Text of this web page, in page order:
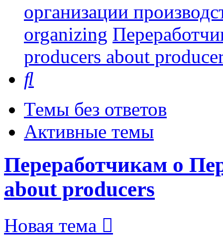
организации
organizing
producers about
Темы без ответов
Активные темы
Переработчикам о
about producers
Новая тема